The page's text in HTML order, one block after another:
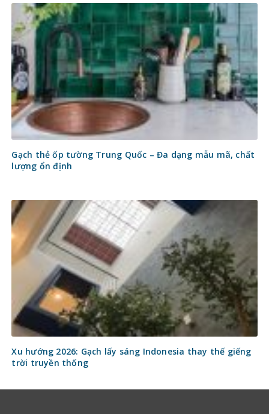
Gạch thẻ ốp tường Trung Quốc – Đa dạng mẫu mã, chất
lượng ổn định
Xu hướng 2026: Gạch lấy sáng Indonesia thay thế giếng
trời truyền thống